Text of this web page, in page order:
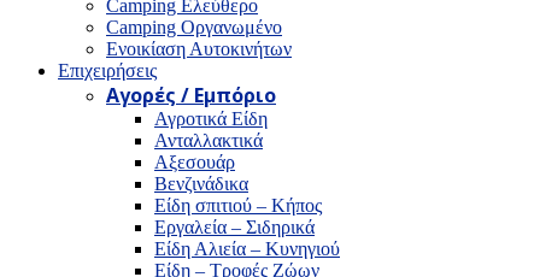
Camping Ελεύθερο
Camping Οργανωμένο
Ενοικίαση Αυτοκινήτων
Επιχειρήσεις
Αγορές / Εμπόριο
Αγροτικά Είδη
Ανταλλακτικά
Αξεσουάρ
Βενζινάδικα
Είδη σπιτιού – Κήπος
Εργαλεία – Σιδηρικά
Είδη Αλιεία – Κυνηγιού
Είδη – Τροφές Ζώων